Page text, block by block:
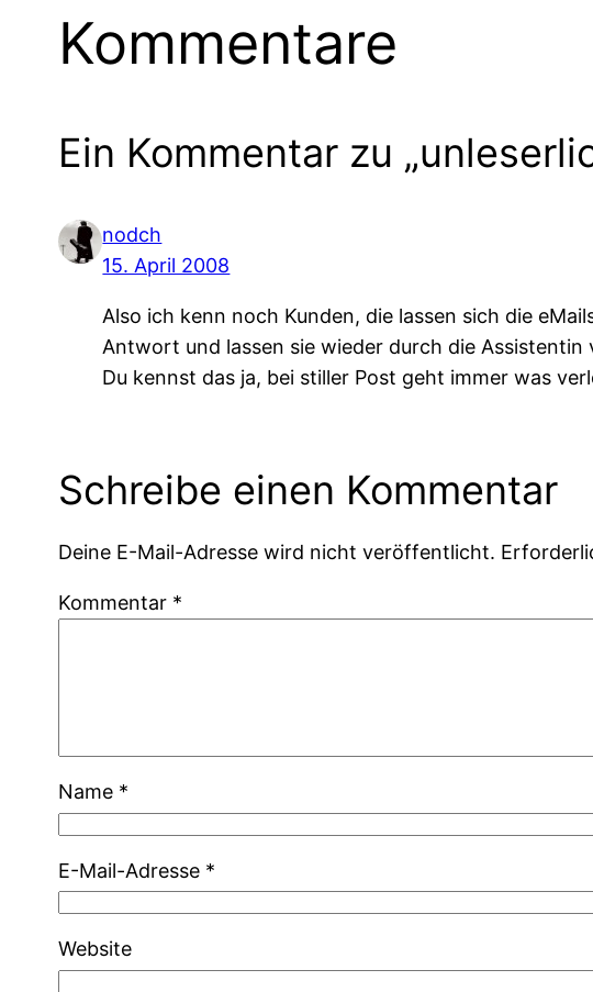
Kommentare
Ein Kommentar zu
nodch
15. April 2008
Also ich kenn noch Kunden, die lassen sich die
Antwort und lassen sie wieder durch die Assistentin
Du kennst das ja, bei stiller Post geht immer was
Schreibe einen Kommentar
Deine E-Mail-Adresse wird nicht veröffentlicht.
Kommentar *
Name *
E-Mail-Adresse *
Website